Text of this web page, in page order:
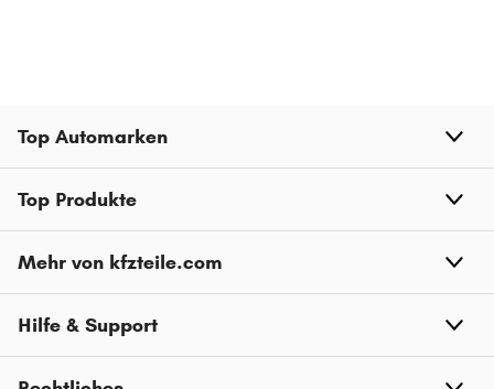
Top Automarken
Top Produkte
Mehr von kfzteile.com
Hilfe & Support